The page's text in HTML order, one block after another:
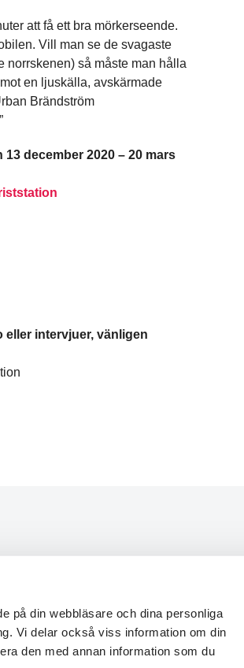
på din webbläsare och dina personliga
Vi delar också viss information om din
den med annan information som du
att få ett bra mörkerseende.
Vill man se de svagaste
norrskenen) så måste man hålla
en ljuskälla, avskärmade
Brändström
december 2020 – 20 mars
eller intervjuer, vänligen
& media